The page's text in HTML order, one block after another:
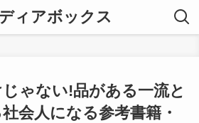
ィアボックス
ゃない!品がある一流と
会人になる参考書籍・